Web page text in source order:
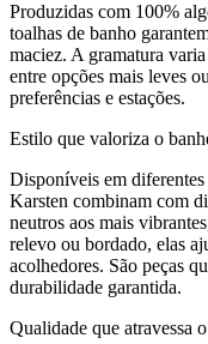
Produzidas com 100%
toalhas de banho
maciez. A gramatura
entre opções mais leves
preferências e estações.
Estilo que valoriza o
Disponíveis em diferentes
Karsten combinam com
neutros aos mais
relevo ou bordado, elas
acolhedores. São peças
durabilidade garantida.
Qualidade que atravessa